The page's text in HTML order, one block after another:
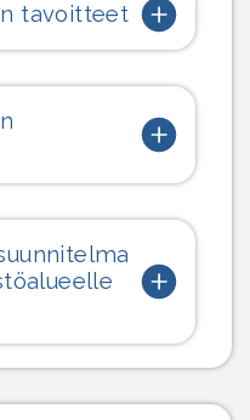
tavoitteet